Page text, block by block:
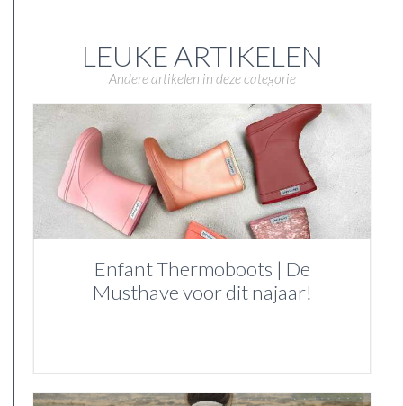
LEUKE ARTIKELEN
Andere artikelen in deze categorie
Enfant Thermoboots | De
Musthave voor dit najaar!